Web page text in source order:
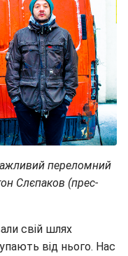
переломний
Слєпаков (прес-
свій шлях
від нього. Нас